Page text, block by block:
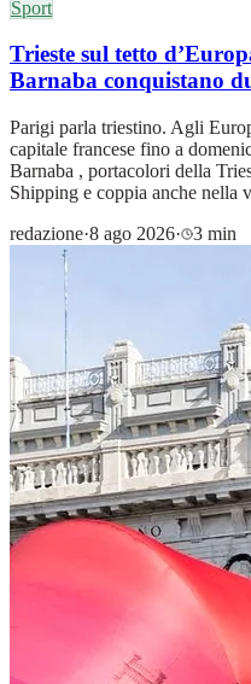
Sport
Trieste sul tetto
Barnaba conquistano
Parigi parla triestino. Agli
capitale francese fino a
Barnaba , portacolori della
Shipping e coppia anche nella
redazione·8 ago 2026· 3 min